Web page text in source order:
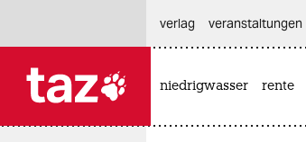
verlag
veranstaltungen
niedrigwasser rente